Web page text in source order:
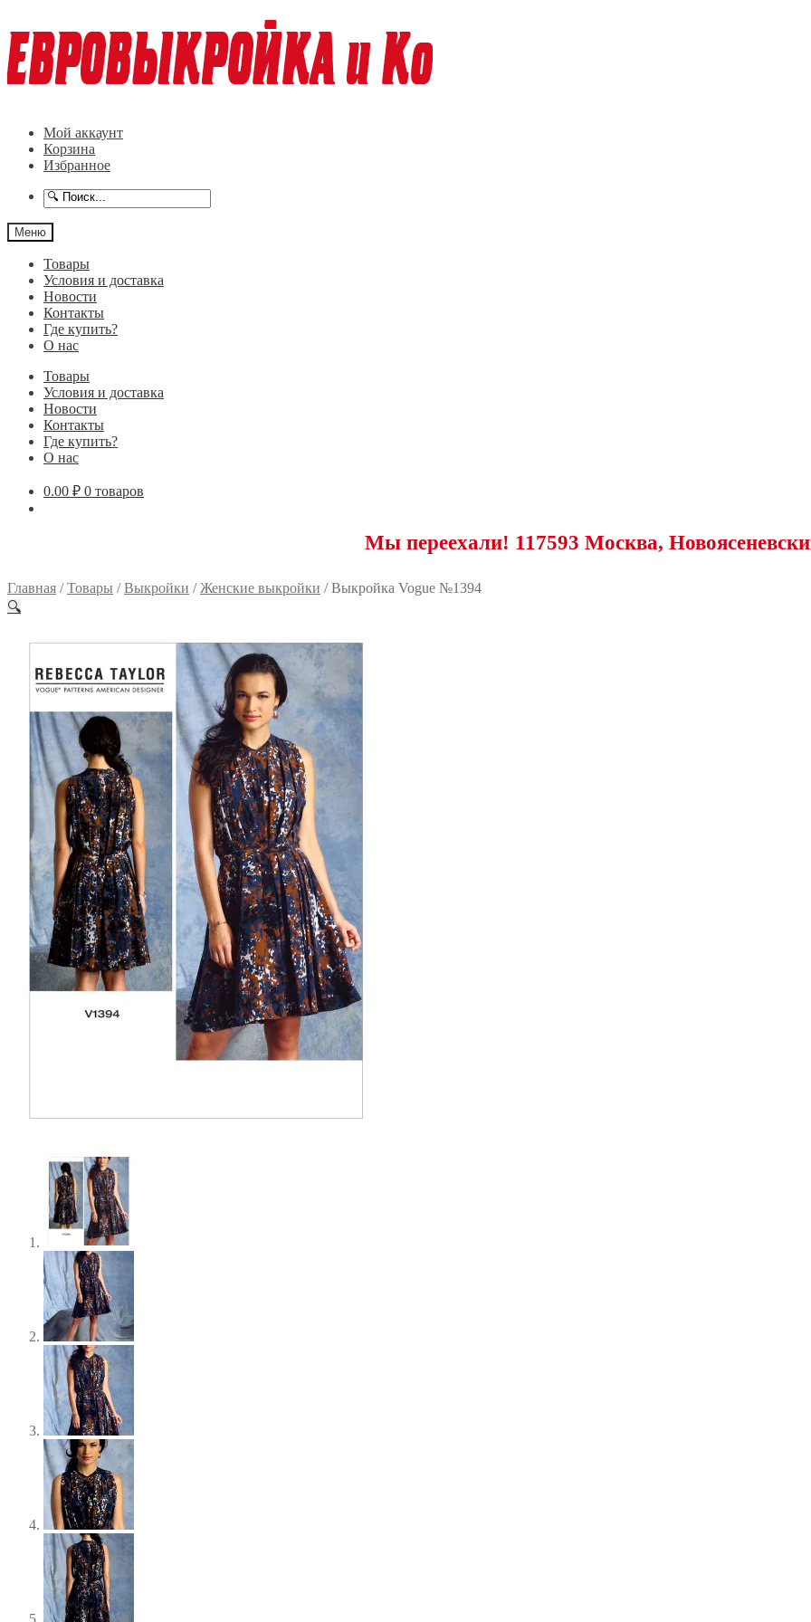
к
навигации
к
содержимому
Мой аккаунт
Корзина
Избранное
Меню
Товары
Условия и доставка
Новости
Контакты
Где купить?
О нас
Товары
Условия и доставка
Новости
Контакты
Где купить?
О нас
0.00 ₽ 0 товаров
Мы переехали! 117593 Москва, Новоясеневский
Главная /Товары /Выкройки /Женские выкройки /Выкройка Vogue №1394
🔍